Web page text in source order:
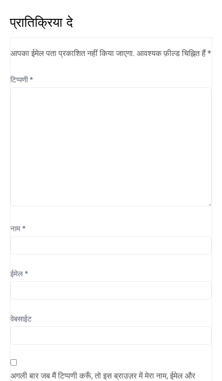
प्रातिक्रिया दे
आपका ईमेल पता प्रकाशित नहीं किया जाएगा. आवश्यक फ़ील्ड चिह्नित हैं*
टिप्पणी*
नाम *
ईमेल *
वेबसाईट
अगली बार जब मैं टिप्पणी करूँ, तो इस ब्राउज़र में मेरा नाम, ईमेल और